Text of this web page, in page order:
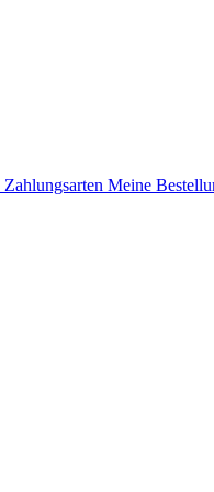
Zahlungsarten Meine